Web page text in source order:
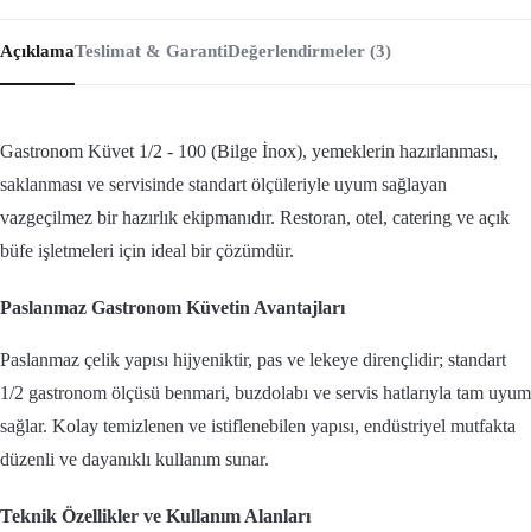
AçıklamaTeslimat & GarantiDeğerlendirmeler (3)
Gastronom Küvet 1/2 - 100 (Bilge İnox), yemeklerin hazırlanması,
saklanması ve servisinde standart ölçüleriyle uyum sağlayan
vazgeçilmez bir hazırlık ekipmanıdır. Restoran, otel, catering ve açık
büfe işletmeleri için ideal bir çözümdür.
Paslanmaz Gastronom Küvetin Avantajları
Paslanmaz çelik yapısı hijyeniktir, pas ve lekeye dirençlidir; standart
1/2 gastronom ölçüsü benmari, buzdolabı ve servis hatlarıyla tam uyum
sağlar. Kolay temizlenen ve istiflenebilen yapısı, endüstriyel mutfakta
düzenli ve dayanıklı kullanım sunar.
Teknik Özellikler ve Kullanım Alanları